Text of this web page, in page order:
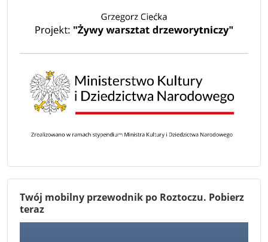
Twój mobilny przewodnik po Roztoczu. Pobierz
teraz